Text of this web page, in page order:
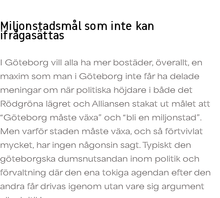
Miljonstadsmål som inte kan
ifrågasättas
I Göteborg vill alla ha mer bostäder, överallt, en
maxim som man i Göteborg inte får ha delade
meningar om när politiska höjdare i både det
Rödgröna lägret och Alliansen stakat ut målet att
“Göteborg måste växa” och “bli en miljonstad”.
Men varför staden måste växa, och så förtvivlat
mycket, har ingen någonsin sagt. Typiskt den
göteborgska dumsnutsandan inom politik och
förvaltning där den ena tokiga agendan efter den
andra får drivas igenom utan vare sig argument